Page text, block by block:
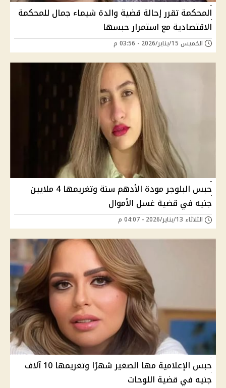
المحكمة تقرر إحالة قضية والدة شيماء جمال للمحكمة
الاقتصادية مع استمرار حبسها
الخميس 15/يناير/2026 - 03:56 م
حبس البلوجر مودة الأدهم سنة وتغريمها 4 ملايين
جنيه في قضية غسل الأموال
الثلاثاء 13/يناير/2026 - 04:07 م
حبس الإعلامية مها الصغير شهرًا وتغريمها 10 آلاف
جنيه في قضية اللوحات